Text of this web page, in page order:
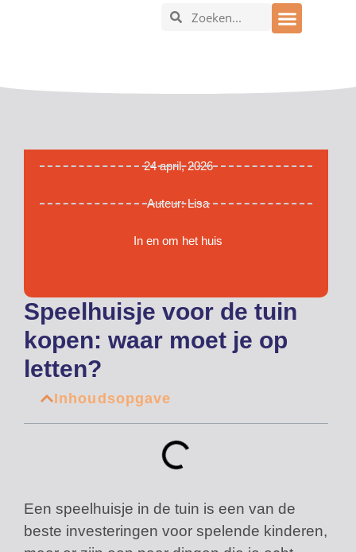
24 april, 2026
Auteur:Lisa
In en om het huis
Speelhuisje voor de tuin
kopen: waar moet je op
letten?
Inhoudsopgave
Een speelhuisje in de tuin is een van de
beste investeringen voor spelende kinderen,